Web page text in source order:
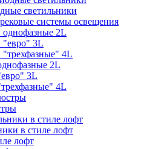
светильники
системы освещения
однофазные 2L
"евро" 3L
4L
2L
3L
4L
в стиле лофт
лофт